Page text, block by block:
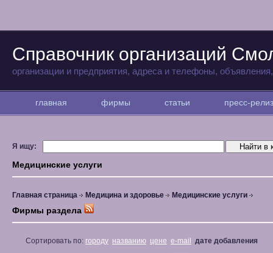
Справочник организаций
организации и предприятия, адреса и телефоны,
главная фирмы статьи пресс-
Я ищу:
Медицинские услуги
Главная страница Медицина и здоровье Медицинские услуги
Фирмы раздела
Сортировать по: городу названию цене e-mail дате добавления